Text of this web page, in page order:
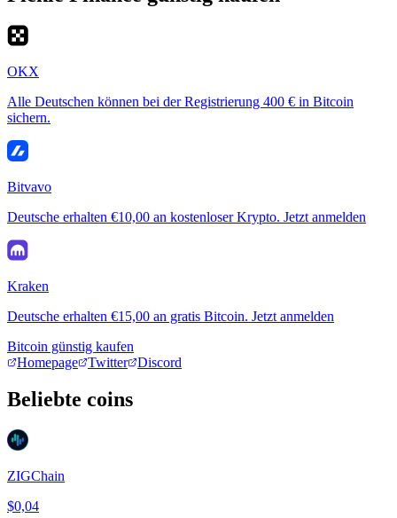
OKX
Alle Deutschen können bei der Registrierung 400 € in Bitcoin
sichern.
Bitvavo
Deutsche erhalten €10,00 an kostenloser Krypto. Jetzt anmelden
Kraken
Deutsche erhalten €15,00 an gratis Bitcoin. Jetzt anmelden
Bitcoin günstig kaufen
Homepage
Twitter Discord
Beliebte coins
ZIGChain
$0,04